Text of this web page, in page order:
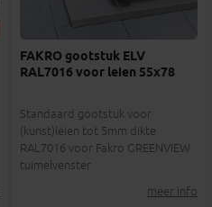
FAKRO gootstuk ELV
RAL7016 voor leien 55x78
Standaard gootstuk voor
(kunst)leien tot 5mm dikte
RAL7016 voor Fakro GREENVIEW
tuimelvenster
meer info